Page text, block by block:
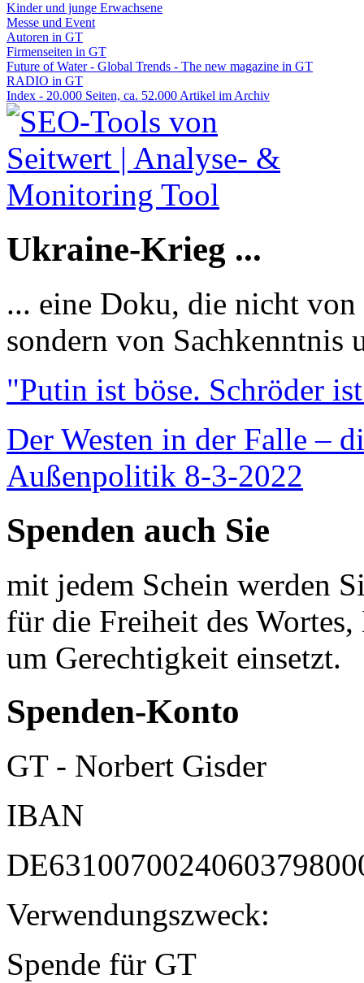
Kinder und junge Erwachsene
Messe und Event
Autoren in GT
Firmenseiten in GT
Future of Water - Global Trends - The new magazine in GT
RADIO in GT
Index - 20.000 Seiten, ca. 52.000 Artikel im Archiv
Ukraine-Krieg ...
... eine Doku, die nicht
sondern von Sachkenntnis
"Putin ist böse. Schröder
Der Westen in der Falle –
Außenpolitik 8-3-2022
Spenden auch Sie
mit jedem Schein werden
für die Freiheit des
um Gerechtigkeit einsetzt.
Spenden-Konto
GT - Norbert Gisder
IBAN
Verwendungszweck:
Spende für GT